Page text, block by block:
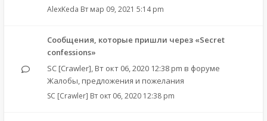
AlexKeda Вт мар 09, 2021 5:14 pm
Сообщения, которые пришли через «Secret
confessions»
SC [Crawler], Вт окт 06, 2020 12:38 pm в форуме
Жалобы, предложения и пожелания
SC [Crawler] Вт окт 06, 2020 12:38 pm